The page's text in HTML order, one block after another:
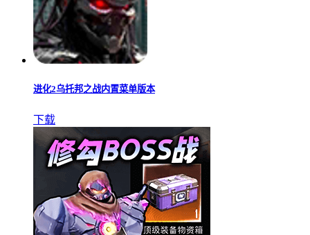
进化2乌托邦之战内置菜单版本
下载